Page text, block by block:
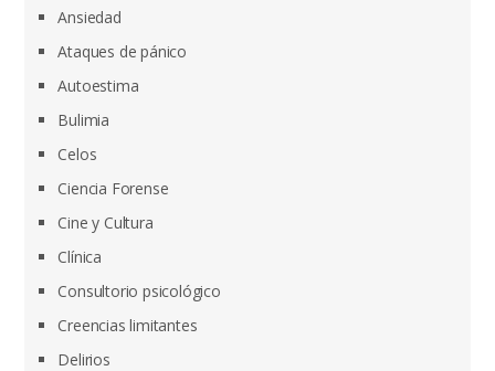
Ansiedad
Ataques de pánico
Autoestima
Bulimia
Celos
Ciencia Forense
Cine y Cultura
Clínica
Consultorio psicológico
Creencias limitantes
Delirios